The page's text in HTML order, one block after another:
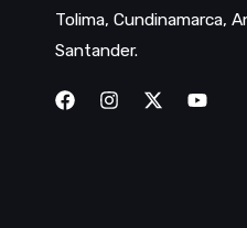
Tolima, Cundinamarca,
Santander.